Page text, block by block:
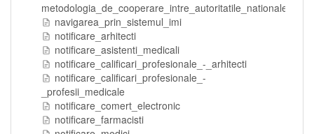
navigarea_prin_sistemul_imi
notificare_arhitecti
notificare_asistenti_medicali
notificare_calificari_profesionale_-_arhitecti
notificare_calificari_profesionale_-
_profesii_medicale
notificare_comert_electronic
notificare_farmacisti